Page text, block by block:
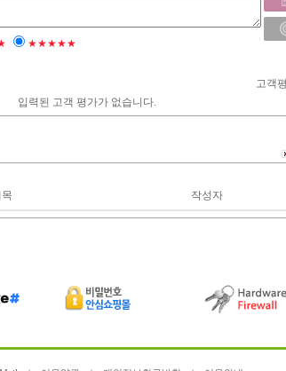
★★★★★
고객
입력된 고객 평가가 없습니다.
작성자